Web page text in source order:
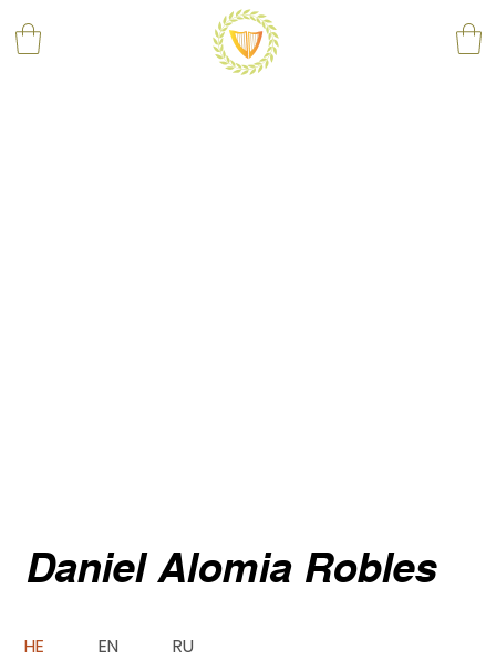
Daniel Alomia Robles
RU
EN
HE